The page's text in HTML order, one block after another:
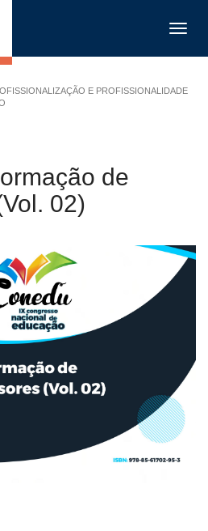
E PROFISSIONALIDADE
de
02)